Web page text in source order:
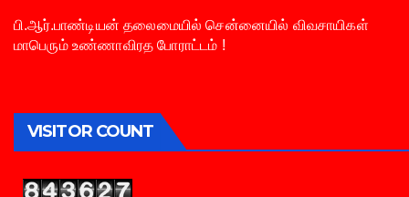
பி.ஆர்.பாண்டியன் தலைமையில் சென்னையில் விவசாயிகள்
மாபெரும் உண்ணாவிரத போராட்டம் !
VISITOR COUNT